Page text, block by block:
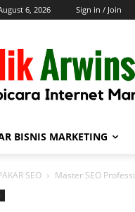
6, 2026 Sign in / Join
BISNIS MARKETING
SEO Master SEO